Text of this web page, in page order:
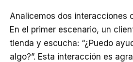
Analicemos dos interacciones
En el primer escenario, un
tienda y escucha: “¿Puedo
algo?”. Esta interacción es